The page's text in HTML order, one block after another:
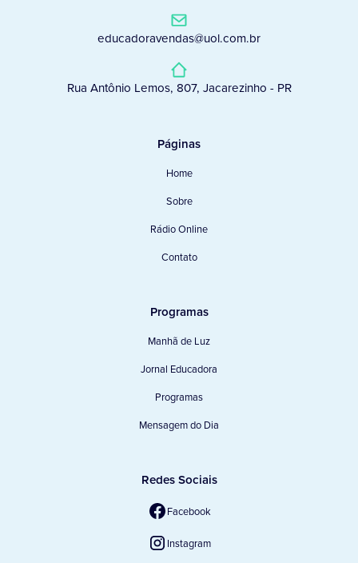
educadoravendas@uol.com.br
Rua Antônio Lemos, 807, Jacarezinho - PR
Páginas
Home
Sobre
Rádio Online
Contato
Programas
Manhã de Luz
Jornal Educadora
Programas
Mensagem do Dia
Redes Sociais
Facebook
Instagram